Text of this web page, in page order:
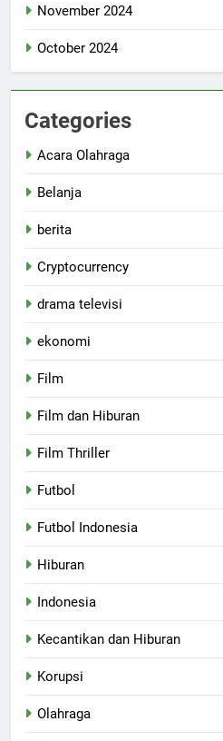
November 2024
October 2024
Categories
Acara Olahraga
Belanja
berita
Cryptocurrency
drama televisi
ekonomi
Film
Film dan Hiburan
Film Thriller
Futbol
Futbol Indonesia
Hiburan
Indonesia
Kecantikan dan Hiburan
Korupsi
Olahraga